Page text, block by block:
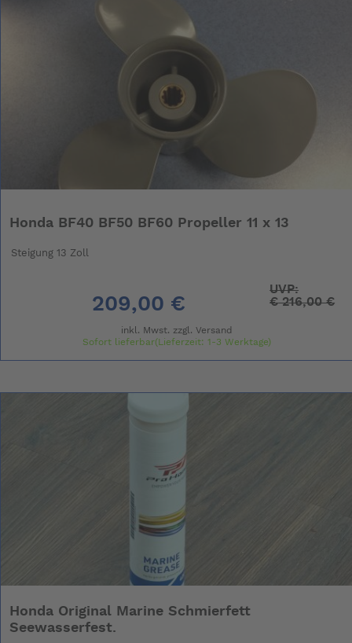
Honda BF40 BF50 BF60 Propeller 11 x 13
Steigung 13 Zoll
209,00 €
UVP:
€216,00 €
inkl. Mwst. zzgl. Versand
Sofort lieferbar(Lieferzeit: 1-3 Werktage)
Honda Original Marine Schmierfett
Seewasserfest.